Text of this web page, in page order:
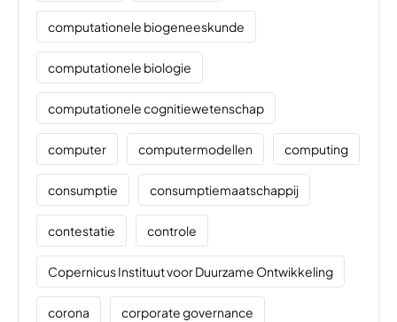
computationele biogeneeskunde
computationele biologie
computationele cognitiewetenschap
computer computermodellen computing
consumptie consumptiemaatschappij
contestatie controle
Copernicus Instituut voor Duurzame Ontwikkeling
corona corporate governance